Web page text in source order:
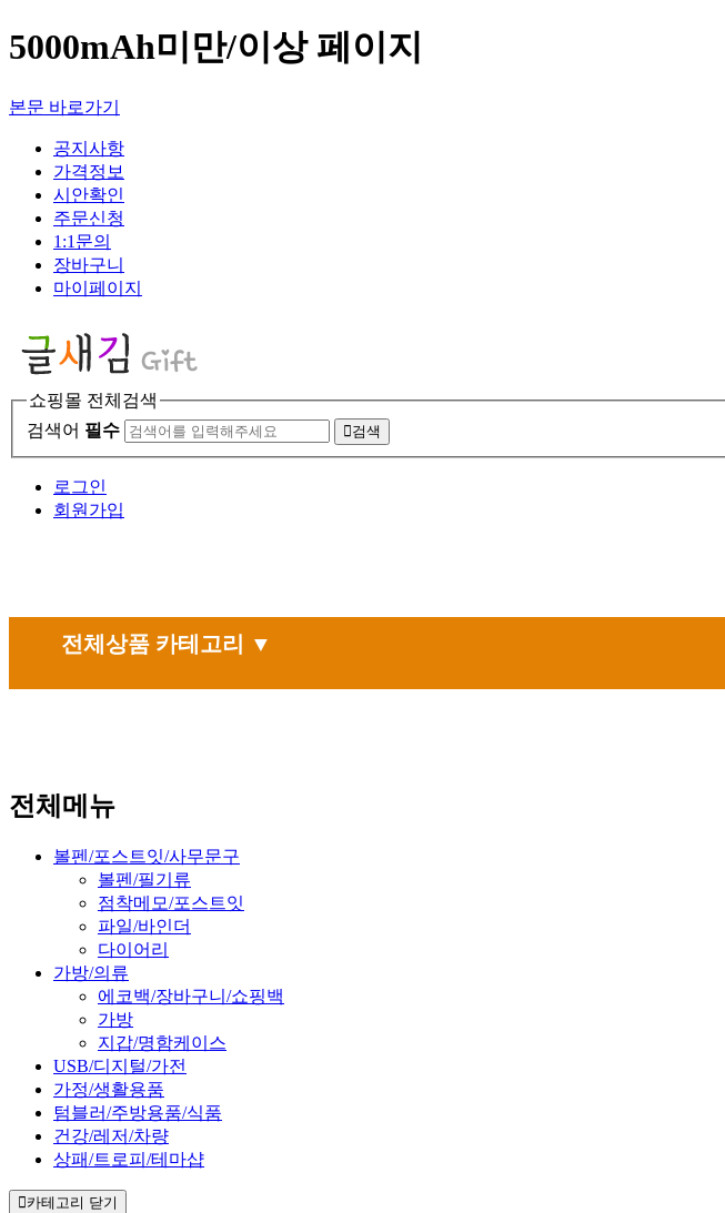
5000mAh미만/이상 페이지
본문 바로가기
공지사항
가격정보
시안확인
주문신청
1:1문의
장바구니
마이페이지
쇼핑몰 전체검색
검색어 필수 검색
로그인
회원가입
전체상품 카테고리 ▼
전체메뉴
볼펜/포스트잇/사무문구
볼펜/필기류
점착메모/포스트잇
파일/바인더
다이어리
가방/의류
에코백/장바구니/쇼핑백
가방
지갑/명함케이스
USB/디지털/가전
가정/생활용품
텀블러/주방용품/식품
건강/레저/차량
상패/트로피/테마샵
카테고리 닫기